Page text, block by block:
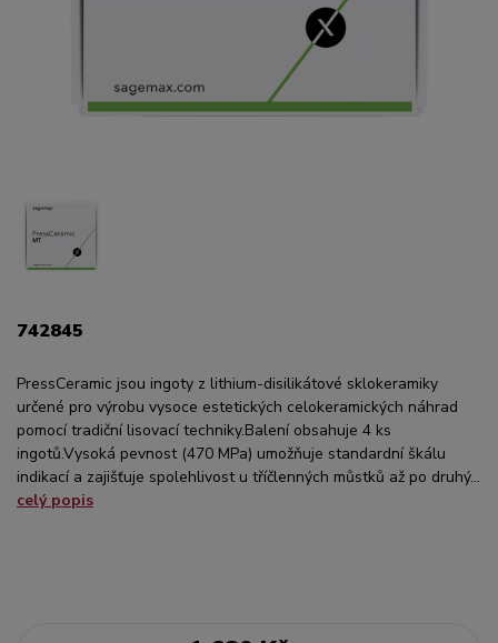
742845
PressCeramic jsou ingoty z lithium-disilikátové sklokeramiky
určené pro výrobu vysoce estetických celokeramických náhrad
pomocí tradiční lisovací techniky.Balení obsahuje 4 ks
ingotů.Vysoká pevnost (470 MPa) umožňuje standardní škálu
indikací a zajišťuje spolehlivost u tříčlenných můstků až po druhý...
celý popis